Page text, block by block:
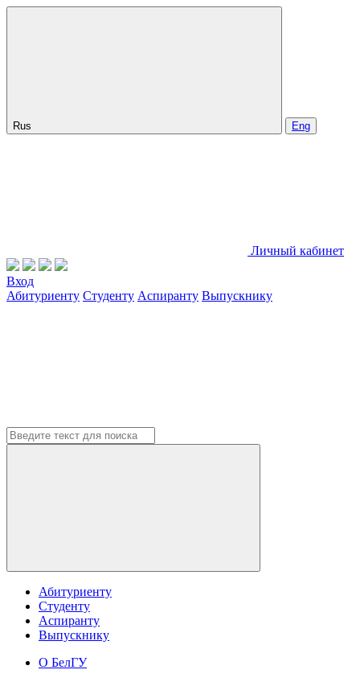
Rus Eng
Личный кабинет
Вход
Абитуриенту Студенту Аспиранту Выпускнику
Абитуриенту
Студенту
Аспиранту
Выпускнику
О БелГУ